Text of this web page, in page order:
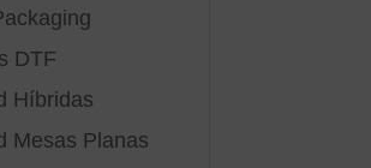
DTF
Híbridas
Mesas Planas